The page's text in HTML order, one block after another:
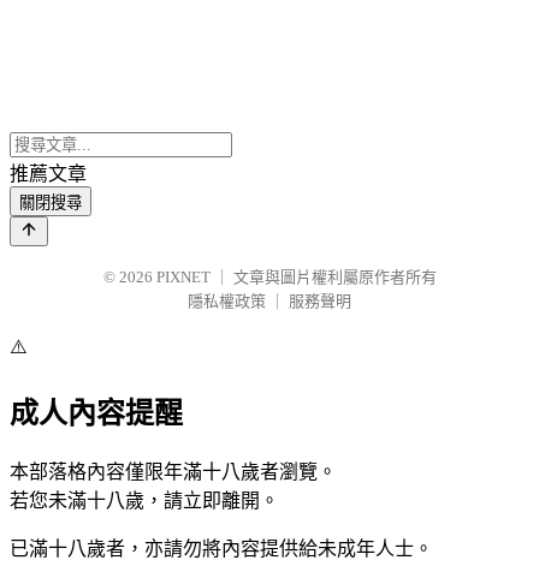
推薦文章
關閉搜尋
© 2026 PIXNET
文章與圖片權利屬原作者所有
隱私權政策
服務聲明
⚠️
成人內容提醒
本部落格內容僅限年滿十八歲者瀏覽。
若您未滿十八歲，請立即離開。
已滿十八歲者，亦請勿將內容提供給未成年人士。